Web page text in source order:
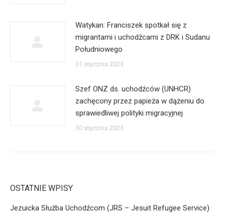
Watykan: Franciszek spotkał się z
migrantami i uchodźcami z DRK i Sudanu
Południowego
31 stycznia 2023
Szef ONZ ds. uchodźców (UNHCR)
zachęcony przez papieża w dążeniu do
sprawiedliwej polityki migracyjnej
30 stycznia 2023
OSTATNIE WPISY
Jezuicka Służba Uchodźcom (JRS – Jesuit Refugee Service)